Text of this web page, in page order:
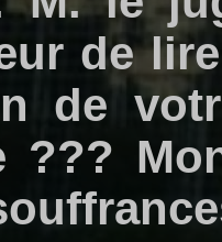
de
de
???